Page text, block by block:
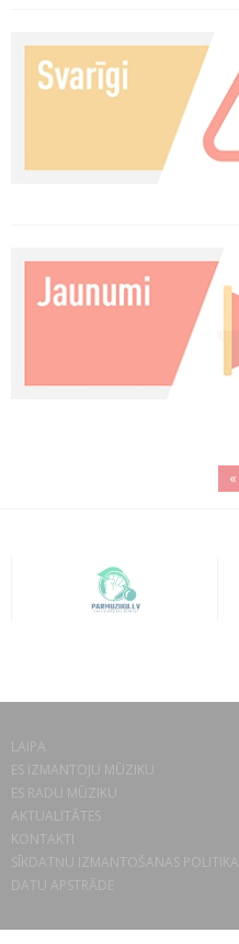
«
LAIPA
ES IZMANTOJU MŪZIKU
ES RADU MŪZIKU
AKTUALITĀTES
KONTAKTI
SĪKDATŅU IZMANTOŠANAS POLITIKA
DATU APSTRĀDE